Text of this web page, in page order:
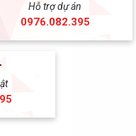
Hỗ trợ dự án
0976.082.395